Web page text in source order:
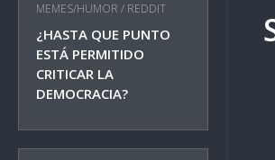
MEMES/HUMOR / REDDIT
¿HASTA QUE PUNTO
ESTÁ PERMITIDO
CRITICAR LA
DEMOCRACIA?